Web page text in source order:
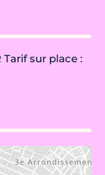
Tarif sur place :